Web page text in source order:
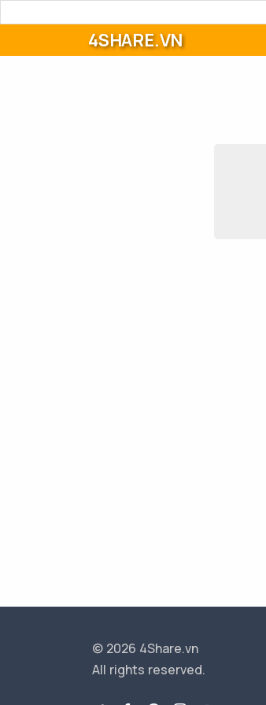
4SHARE.VN
© 2026 4Share.vn
All rights reserved.